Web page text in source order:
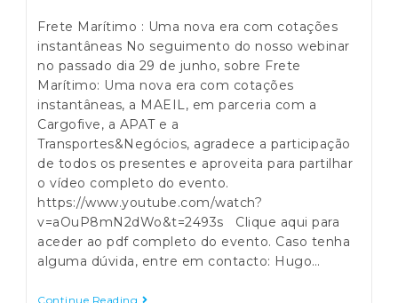
Frete Marítimo : Uma nova era com cotações
instantâneas No seguimento do nosso webinar
no passado dia 29 de junho, sobre Frete
Marítimo: Uma nova era com cotações
instantâneas, a MAEIL, em parceria com a
Cargofive, a APAT e a
Transportes&Negócios, agradece a participação
de todos os presentes e aproveita para partilhar
o vídeo completo do evento.
https://www.youtube.com/watch?
v=aOuP8mN2dWo&t=2493s Clique aqui para
aceder ao pdf completo do evento. Caso tenha
alguma dúvida, entre em contacto: Hugo…
Continue Reading